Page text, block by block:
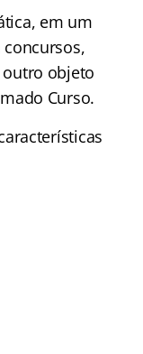
em um
objeto
Curso.